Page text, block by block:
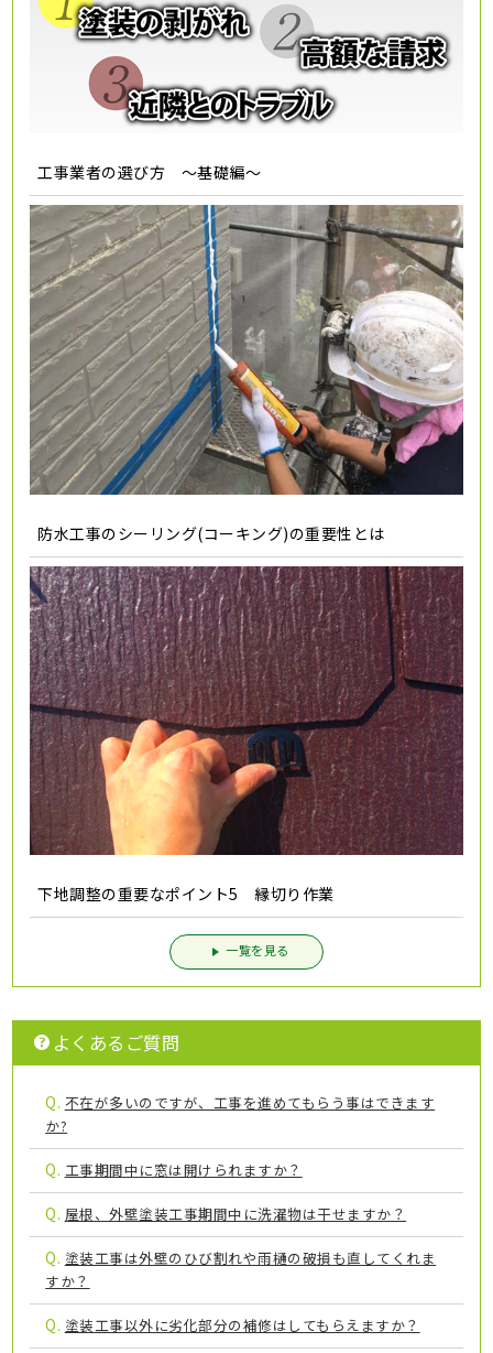
工事業者の選び方 ～基礎編～
防水工事のシーリング(コーキング)の重要性とは
下地調整の重要なポイント5 縁切り作業
一覧を見る
よくあるご質問
Q. 不在が多いのですが、工事を進めてもらう事はできます
か?
Q. 工事期間中に窓は開けられますか？
Q. 屋根、外壁塗装工事期間中に洗濯物は干せますか？
Q. 塗装工事は外壁のひび割れや雨樋の破損も直してくれま
すか？
Q. 塗装工事以外に劣化部分の補修はしてもらえますか？